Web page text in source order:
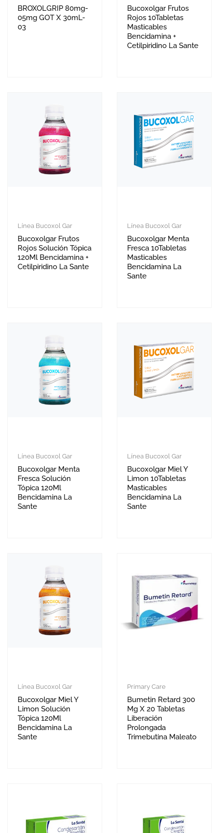
BROXOLGRIP 80mg-
05mg GOT X 30mL-
03
Bucoxolgar Frutos
Rojos 10Tabletas
Masticables
Bencidamina +
Cetilpiridino La Sante
Línea Bucoxol Gar
Bucoxolgar Frutos
Rojos Solución Tópica
120Ml Bencidamina +
Cetilpiridino La Sante
Línea Bucoxol Gar
Bucoxolgar Menta
Fresca 10Tabletas
Masticables
Bencidamina La
Sante
Línea Bucoxol Gar
Bucoxolgar Menta
Fresca Solución
Tópica 120Ml
Bencidamina La
Sante
Línea Bucoxol Gar
Bucoxolgar Miel Y
Limon 10Tabletas
Masticables
Bencidamina La
Sante
Línea Bucoxol Gar
Bucoxolgar Miel Y
Limon Solución
Tópica 120Ml
Bencidamina La
Sante
Primary Care
Bumetin Retard 300
Mg X 20 Tabletas
Liberación
Prolongada
Trimebutina Maleato